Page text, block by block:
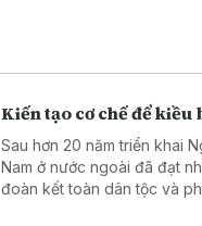
Kiến tạo cơ chế để kiều
Sau hơn 20 năm triển khai
Nam ở nước ngoài đã đạt
đoàn kết toàn dân tộc và